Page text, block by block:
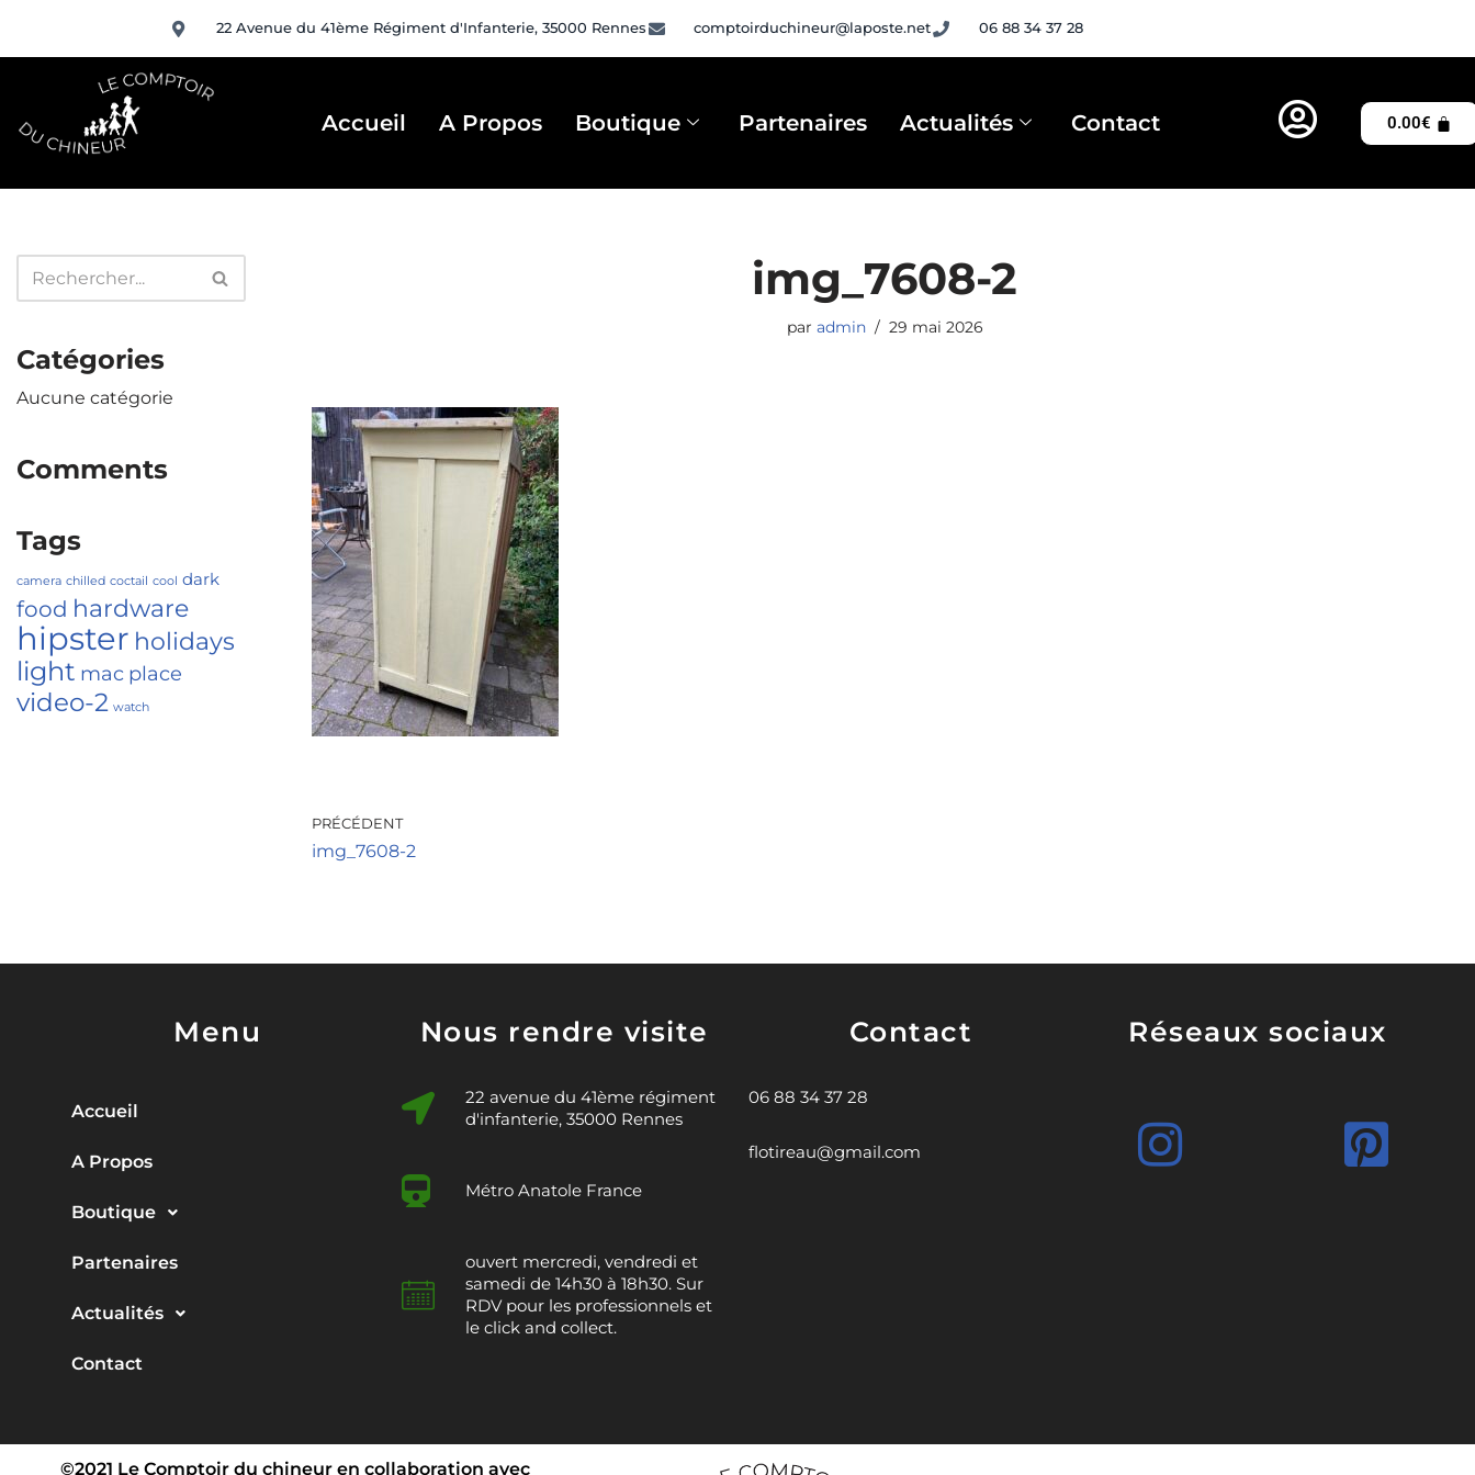
Aller
22 Avenue du 41ème Régiment d'Infanterie, 35000 Rennes comptoirduchineur@laposte.net 06 88 34 37 28
Accueil A Propos Boutique Partenaires Actualités Contact 0.00€
Catégories
Aucune catégorie
Comments
Tags
camera chilled coctail cool dark
food hardware
hipster holidays
light mac place
video-2 watch
img_7608-2
par admin 29 mai 2026
PRÉCÉDENT
img_7608-2
Menu
Accueil
A Propos
Boutique
Partenaires
Actualités
Contact
Nous rendre visite
22 avenue du 41ème régiment
d'infanterie, 35000 Rennes
Métro Anatole France
ouvert mercredi, vendredi et
samedi de 14h30 à 18h30. Sur
RDV pour les professionnels et
le click and collect.
Contact
06 88 34 37 28
flotireau@gmail.com
Réseaux sociaux
©2021 Le Comptoir du chineur en collaboration avec